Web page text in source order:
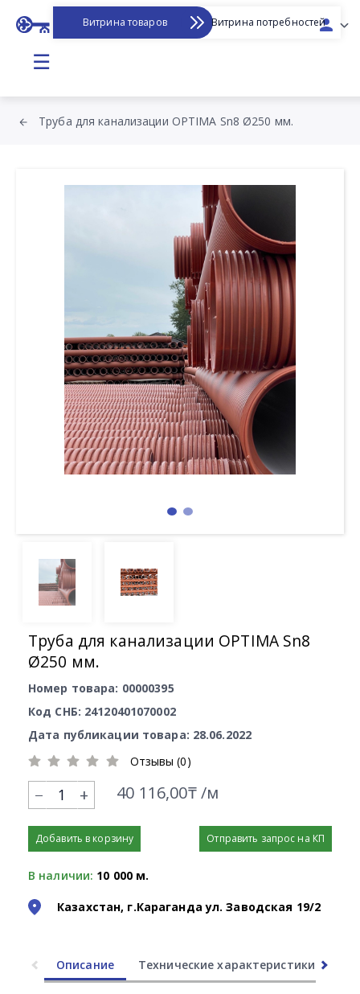
Витрина товаров Витрина потребностей
☰
Труба для канализации OPTIMA Sn8 Ø250 мм.
Труба для канализации OPTIMA Sn8
Ø250 мм.
Номер товара: 00000395
Код СНБ: 24120401070002
Дата публикации товара: 28.06.2022
Отзывы (0)
+ 40 116,00₸ /м
Добавить в корзину Отправить запрос на КП
В наличии: 10 000 м.
Казахстан, г.Караганда ул. Заводская 19/2
Описание Технические характеристики